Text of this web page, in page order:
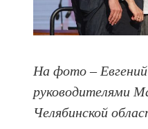
На фото –
руководителями
Челябинской